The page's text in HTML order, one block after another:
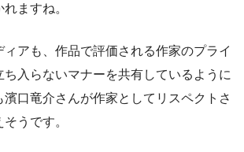
ますね。
アも、作品で評価される作家のプライ
入らないマナーを共有しているように
濱口竜介さんが作家としてリスペクトさ
うです。